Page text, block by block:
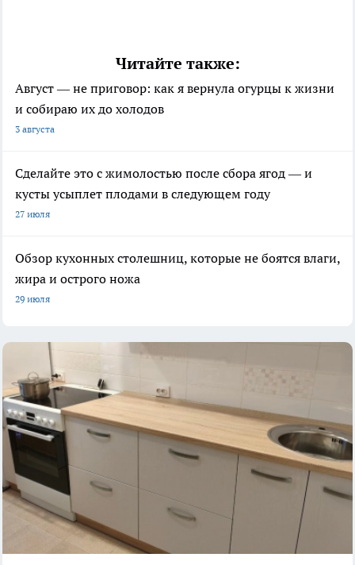
Читайте также:
Август — не приговор: как я вернула огурцы к жизни
и собираю их до холодов
3 августа
Сделайте это с жимолостью после сбора ягод — и
кусты усыплет плодами в следующем году
27 июля
Обзор кухонных столешниц, которые не боятся влаги,
жира и острого ножа
29 июля